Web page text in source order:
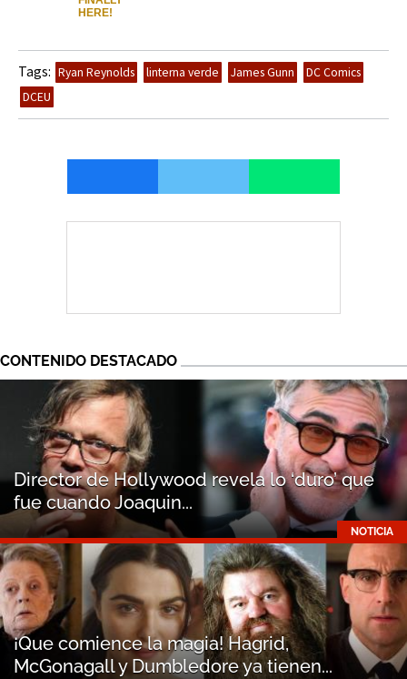
Tags: Ryan Reynolds linterna verde James Gunn
DC Comics
DCEU
CONTENIDO DESTACADO
LEER +
NOTICIA
Director de Hollywood revela lo ‘duro’ que
fue cuando Joaquin...
LEER +
¡Que comience la magia! Hagrid,
McGonagall y Dumbledore ya tienen...